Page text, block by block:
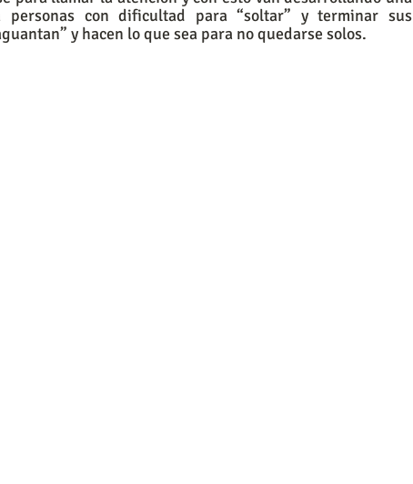
con dificultad para “soltar” y terminar sus
y hacen lo que sea para no quedarse solos.